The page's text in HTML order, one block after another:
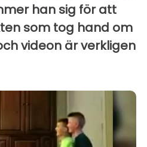
han sig för att
som tog hand om
videon är verkligen